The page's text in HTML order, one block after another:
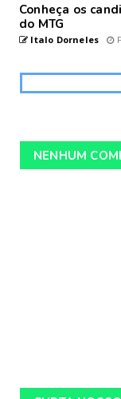
Conheça os
do MTG
Italo Dorneles
NENHUM